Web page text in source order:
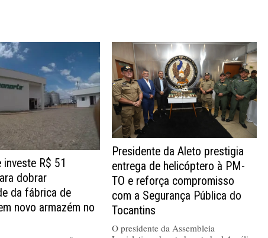
R$ 51
dobrar
da fábrica de
novo armazém no
Presidente da Aleto prestigia
entrega de helicóptero à PM-
TO e reforça compromisso
com a Segurança Pública do
Tocantins
O presidente da Assembleia